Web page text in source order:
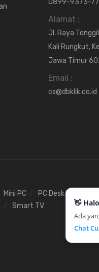
👋
Ada
Chat
0899-9373-
Alamat :
Jl. Raya
Kali Rungkut,
Jawa Timur
Email :
cs@dbklik.co.id
Mini PC PC Desktop
Smart TV